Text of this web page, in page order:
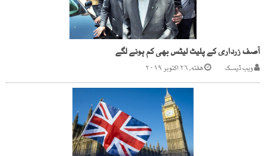
آصف زرداری کے پلیٹ لیٹس بھی کم ہونے لگے
ویب ڈیسک هفته, ۲۶ اکتوبر ۲۰۱۹